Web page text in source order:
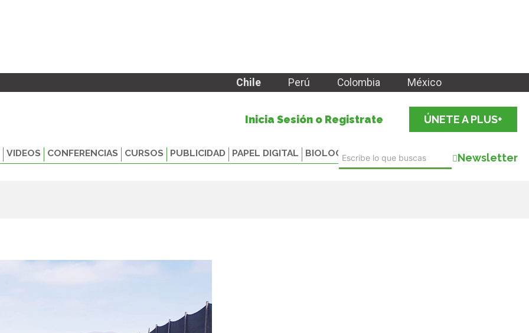
Chile Perú Colombia México
Inicia Sesión o Registrate ÚNETE A PLUS+
VIDEOS CONFERENCIAS CURSOS PUBLICIDAD PAPEL DIGITAL BIOLOGICALS Newsletter